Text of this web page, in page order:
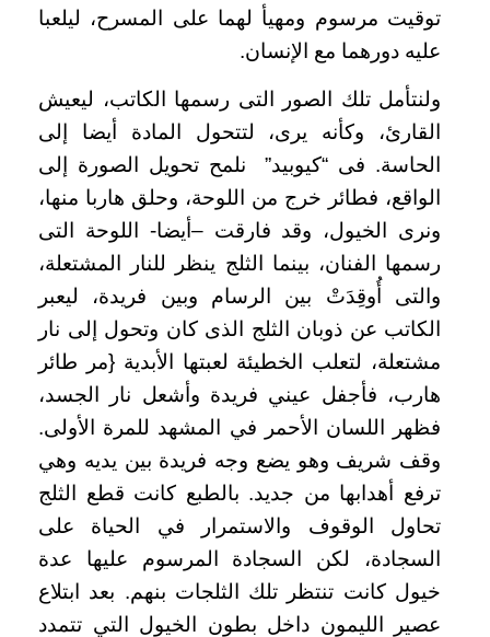
توقيت مرسوم ومهيأ لهما على المسرح، ليلعبا
عليه دورهما مع الإنسان.
ولنتأمل تلك الصور التى رسمها الكاتب، ليعيش
القارئ، وكأنه يرى، لتتحول المادة أيضا إلى
الحاسة. فى “كيوبيد” نلمح تحويل الصورة إلى
الواقع، فطائر خرج من اللوحة، وحلق هاربا منها،
ونرى الخيول، وقد فارقت –أيضا- اللوحة التى
رسمها الفنان، بينما الثلج ينظر للنار المشتعلة،
والتى أُوقِدَتْ بين الرسام وبين فريدة، ليعبر
الكاتب عن ذوبان الثلج الذى كان وتحول إلى نار
مشتعلة، لتعلب الخطيئة لعبتها الأبدية {مر طائر
هارب، فأجفل عيني فريدة وأشعل نار الجسد،
فظهر اللسان الأحمر في المشهد للمرة الأولى.
وقف شريف وهو يضع وجه فريدة بين يديه وهي
ترفع أهدابها من جديد. بالطبع كانت قطع الثلج
تحاول الوقوف والاستمرار في الحياة على
السجادة، لكن السجادة المرسوم عليها عدة
خيول كانت تنتظر تلك الثلجات بنهم. بعد ابتلاع
عصير الليمون داخل بطون الخيول التي تتمدد